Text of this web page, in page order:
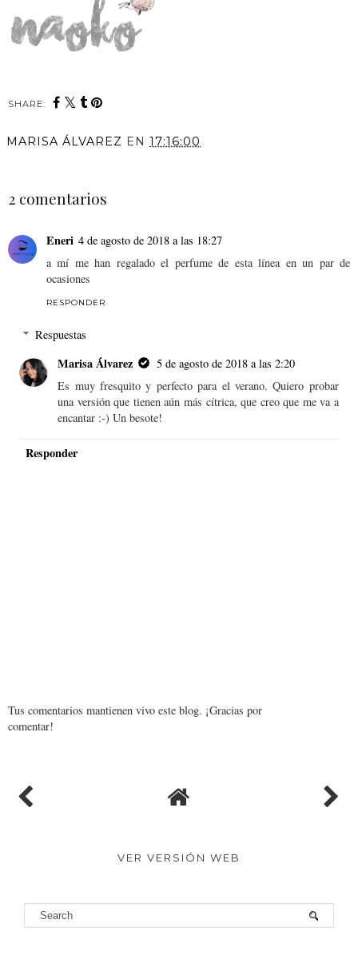
SHARE:
You may also enjoy:
MARISA ÁLVAREZ EN17:16:00
COMPARTIR
Eneri
4 de agosto de 2018 a las 18:27
a mí me han regalado el perfume de esta línea en un par de
ocasiones
RESPONDER
Respuestas